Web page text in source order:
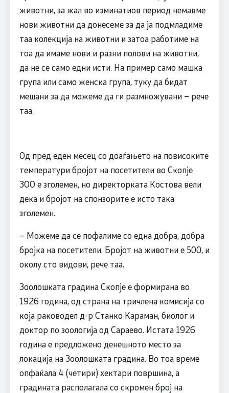
животни, за жал во изминатиов период немавме
нови животни да донесеме за да ја подмладиме
таа колекција на животни и затоа работиме на
тоа да имаме нови и разни полови на животни,
да не се само едни исти. На пример само машка
група или само женска група, туку да бидат
мешани за да можеме да ги размножувани – рече
таа.
Од пред еден месец со доаѓањето на повисоките
температури бројот на посетители во Скопје
ЗОО е зголемен, но директорката Костова вели
дека и бројот на спонзорите е исто така
зголемен.
– Можеме да се пофалиме со една добра, добра
бројка на посетители. Бројот на животни е 500, и
околу сто видови, рече таа.
Зоолошката градина Скопје е формирана во
1926 година, од страна на тричлена комисија со
која раководел д-р Станко Караман, биолог и
доктор по зоологија од Сараево. Истата 1926
година е предложено денешното место за
локација на Зоолошката градина. Во тоа време
опфаќала 4 (четири) хектари површина, а
градината располагала со скромен број на